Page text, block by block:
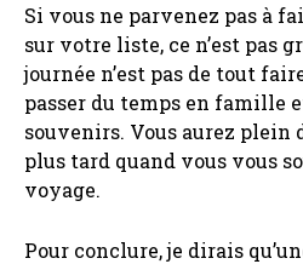
Si vous ne parvenez pas à
sur votre liste, ce n’est pas
journée n’est pas de tout
passer du temps en famille
souvenirs. Vous aurez plein
plus tard quand vous vous
voyage.
Pour conclure, je dirais